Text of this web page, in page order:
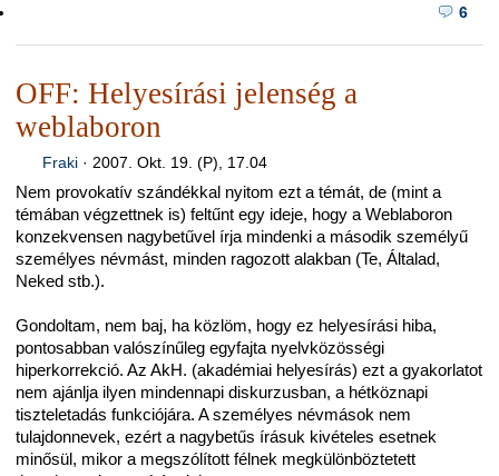
6
OFF: Helyesírási jelenség a
weblaboron
Fraki· 2007. Okt. 19. (P), 17.04
Nem provokatív szándékkal nyitom ezt a témát, de (mint a
témában végzettnek is) feltűnt egy ideje, hogy a Weblaboron
konzekvensen nagybetűvel írja mindenki a második személyű
személyes névmást, minden ragozott alakban (Te, Általad,
Neked stb.).
Gondoltam, nem baj, ha közlöm, hogy ez helyesírási hiba,
pontosabban valószínűleg egyfajta nyelvközösségi
hiperkorrekció. Az AkH. (akadémiai helyesírás) ezt a gyakorlatot
nem ajánlja ilyen mindennapi diskurzusban, a hétköznapi
tiszteletadás funkciójára. A személyes névmások nem
tulajdonnevek, ezért a nagybetűs írásuk kivételes esetnek
minősül, mikor a megszólított félnek megkülönböztetett